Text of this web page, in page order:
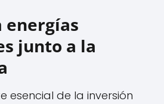
energías
junto a la
esencial de la inversión